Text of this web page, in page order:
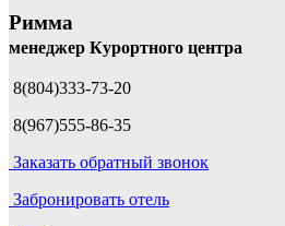
Римма
менеджер Курортного центра
8(804)333-73-20
8(967)555-86-35
Заказать обратный звонок
Забронировать отель